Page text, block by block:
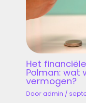
Het
Polman: wat
vermogen?
Dooradmin /